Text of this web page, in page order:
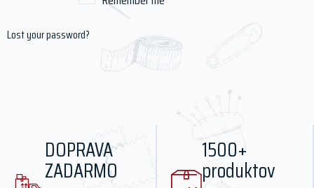
Lost your password?
DOPRAVA
ZADARMO
1500+
produktov